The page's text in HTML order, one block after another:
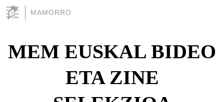
MAMORRO
MEM EUSKAL BIDEO
ETA ZINE